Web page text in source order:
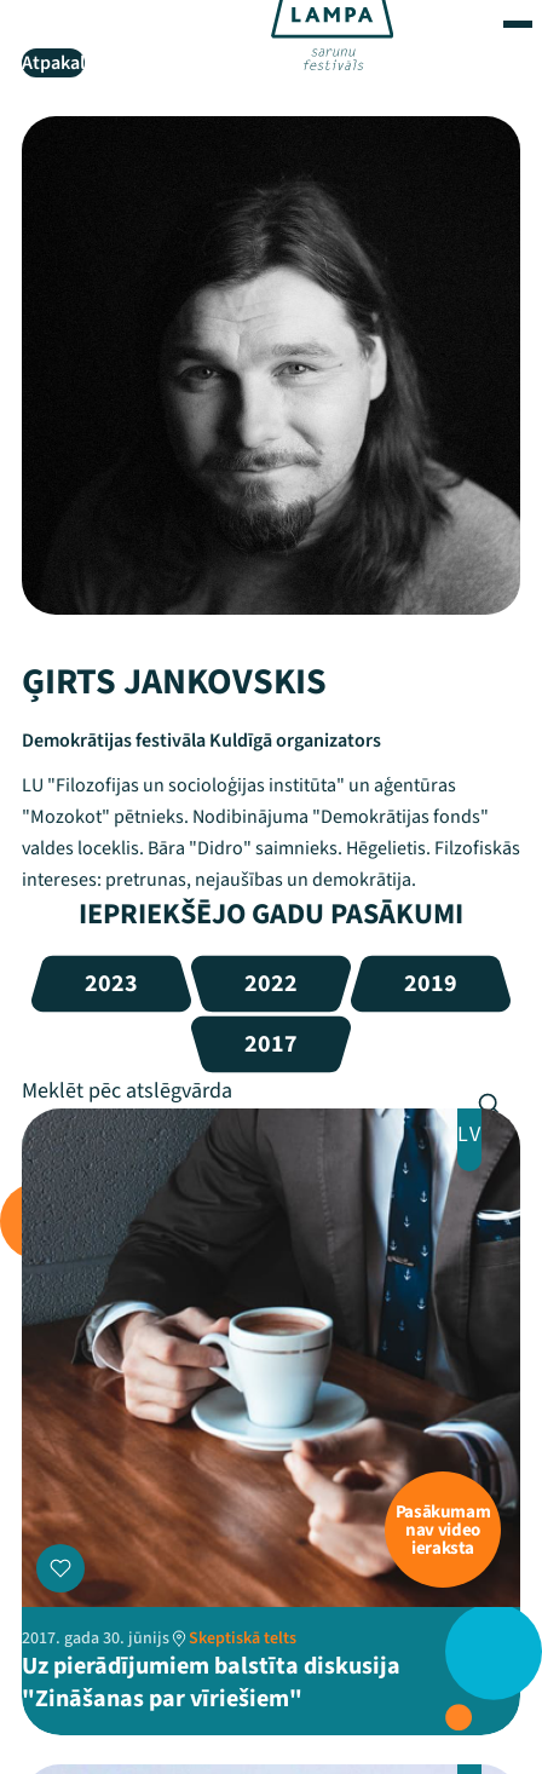
Atpakaļ
ĢIRTS JANKOVSKIS
Demokrātijas festivāla Kuldīgā organizators
LU "Filozofijas un socioloģijas institūta" un aģentūras
"Mozokot" pētnieks. Nodibinājuma "Demokrātijas fonds"
valdes loceklis. Bāra "Didro" saimnieks. Hēgelietis. Filzofiskās
intereses: pretrunas, nejaušības un demokrātija.
IEPRIEKŠĒJO GADU PASĀKUMI
2023 2022
2019
2017
LV
Pasākumam
nav video
ieraksta
2017. gada 30. jūnijs Skeptiskā telts
Uz pierādījumiem balstīta diskusija
"Zināšanas par vīriešiem"